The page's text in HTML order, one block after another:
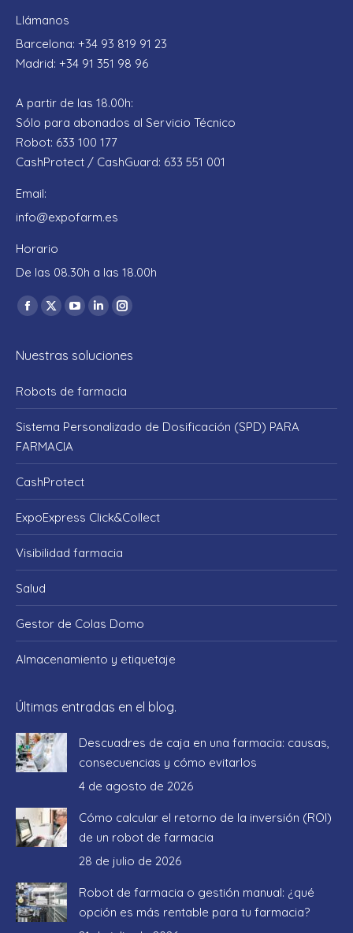
Llámanos
Barcelona: +34 93 819 91 23
Madrid: +34 91 351 98 96
A partir de las 18.00h:
Sólo para abonados al Servicio Técnico
Robot: 633 100 177
CashProtect / CashGuard: 633 551 001
Email:
info@expofarm.es
Horario
De las 08.30h a las 18.00h
Encuéntranos en:
Facebook
opens
new
X
opens
new
YouTube
opens
new
Linkedin
opens
new
Instagram
opens
new
Nuestras soluciones
Robots de farmacia
Sistema Personalizado de Dosificación (SPD) PARA
FARMACIA
CashProtect
ExpoExpress Click&Collect
Visibilidad farmacia
Salud
Gestor de Colas Domo
Almacenamiento y etiquetaje
Últimas entradas en el blog.
Descuadres de caja en una farmacia: causas,
consecuencias y cómo evitarlos
4 de agosto de 2026
Cómo calcular el retorno de la inversión (ROI)
de un robot de farmacia
28 de julio de 2026
Robot de farmacia o gestión manual: ¿qué
opción es más rentable para tu farmacia?